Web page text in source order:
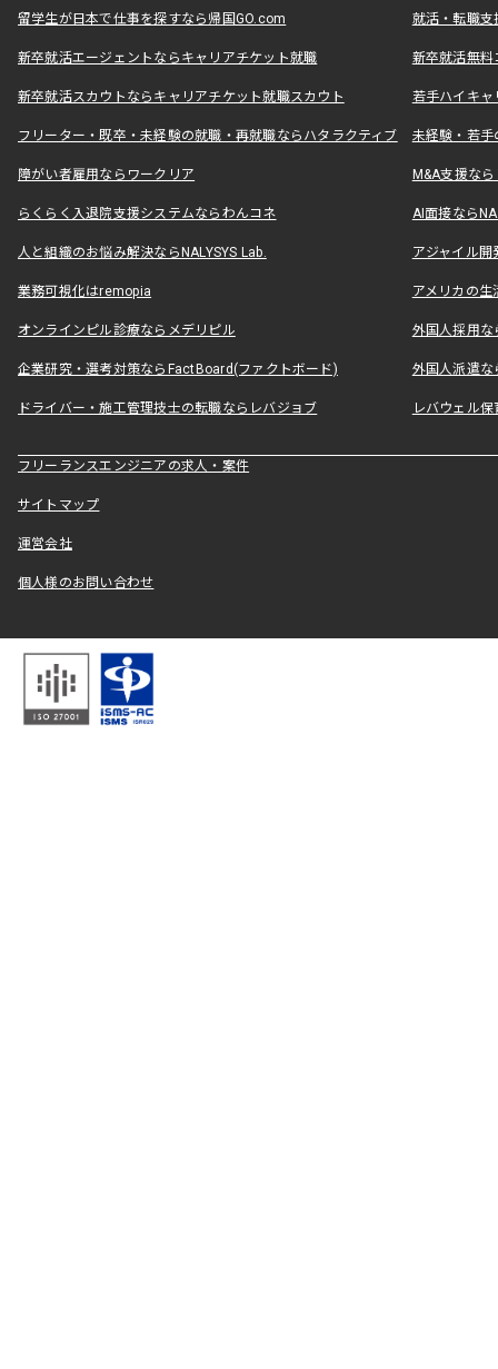
留学生が日本で仕事を探すなら帰国GO.com 就活・転職
新卒就活エージェントならキャリアチケット就職 新卒就活無料
新卒就活スカウトならキャリアチケット就職スカウト 若手ハイキ
フリーター・既卒・未経験の就職・再就職ならハタラクティブ 未経験・若手
障がい者雇用ならワークリア M&A支援な
らくらく入退院支援システムならわんコネ AI面接なら
人と組織のお悩み解決ならNALYSYS Lab. アジャイル
業務可視化はremopia アメリカの
オンラインピル診療ならメデリピル 外国人採用
企業研究・選考対策ならFactBoard(ファクトボード) 外国人派遣な
ドライバー・施工管理技士の転職ならレバジョブ レバウェル
フリーランスエンジニアの求人・案件
サイトマップ
運営会社
個人様のお問い合わせ